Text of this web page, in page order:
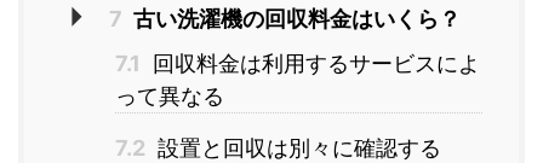
7 古い洗濯機の回収料金はいくら？
7.1
回収料金は利用するサービスによ
って異なる
7.2 設置と回収は別々に確認する